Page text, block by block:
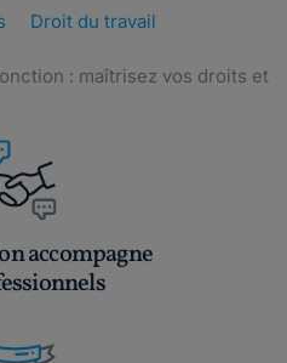
Droit du travail
: maîtrisez vos droits et
accompagne